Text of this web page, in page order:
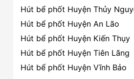
Hút bể phốt Huyện Thủy
Hút bể phốt Huyện An Lão
Hút bể phốt Huyện Kiến Thụy
Hút bể phốt Huyện Tiên Lãng
Hút bể phốt Huyện Vĩnh Bảo